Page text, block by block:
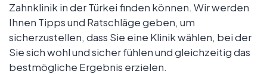
Zahnklinik in der Türkei finden können. Wir werden
Ihnen Tipps und Ratschläge geben, um
sicherzustellen, dass Sie eine Klinik wählen, bei der
Sie sich wohl und sicher fühlen und gleichzeitig das
bestmögliche Ergebnis erzielen.